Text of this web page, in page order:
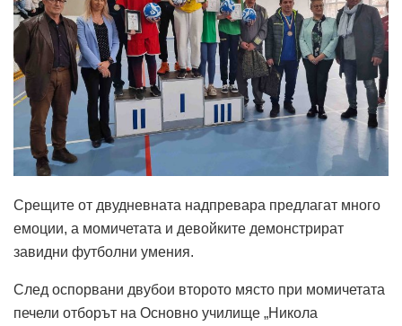
Срещите от двудневната надпревара предлагат много
емоции, а момичетата и девойките демонстрират
завидни футболни умения.
След оспорвани двубои второто място при момичетата
печели отборът на Основно училище „Никола